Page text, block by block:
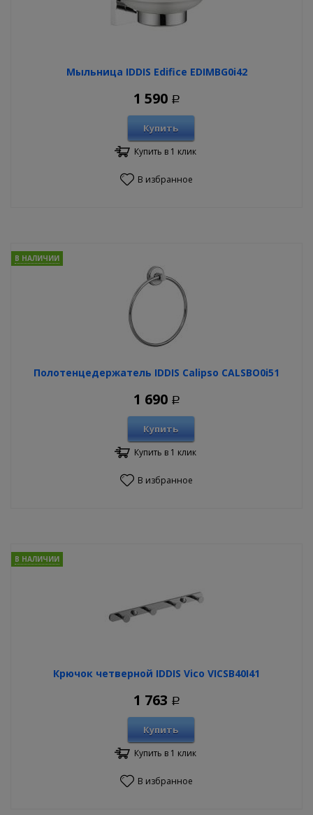
Мыльница IDDIS Edifice EDIMBG0i42
1 590 Р
Купить
Купить в 1 клик
В избранное
Полотенцедержатель IDDIS Calipso CALSBO0i51
В НАЛИЧИИ
1 690 Р
Купить
Купить в 1 клик
В избранное
Крючок четверной IDDIS Vico VICSB40I41
В НАЛИЧИИ
1 763 Р
Купить
Купить в 1 клик
В избранное